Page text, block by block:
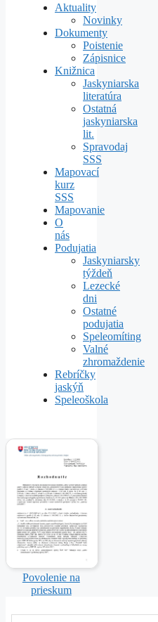
Aktuality
Novinky
Dokumenty
Poistenie
Zápisnice
Knižnica
Jaskyniarska
literatúra
Ostatná
jaskyniarska
lit.
Spravodaj
SSS
Mapovací
kurz
SSS
Mapovanie
O
nás
Podujatia
Jaskyniarsky
týždeň
Lezecké
dni
Ostatné
podujatia
Speleomíting
Valné
zhromaždenie
Rebríčky
jaskýň
Speleoškola
Povolenie na
prieskum